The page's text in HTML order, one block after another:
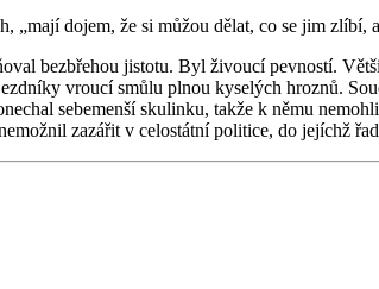
„mají dojem, že si můžou dělat, co se jim zlíbí,
bezbřehou jistotu. Byl živoucí pevností.
vroucí smůlu plnou kyselých hroznů.
sebemenší skulinku, takže k němu
zazářit v celostátní politice, do jejíchž